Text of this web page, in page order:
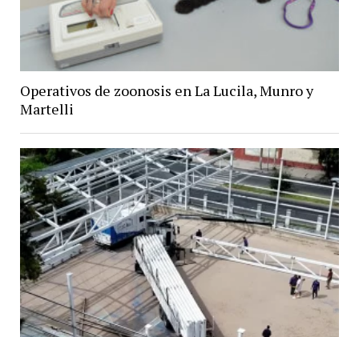
Operativos de zoonosis en La Lucila, Munro y
Martelli